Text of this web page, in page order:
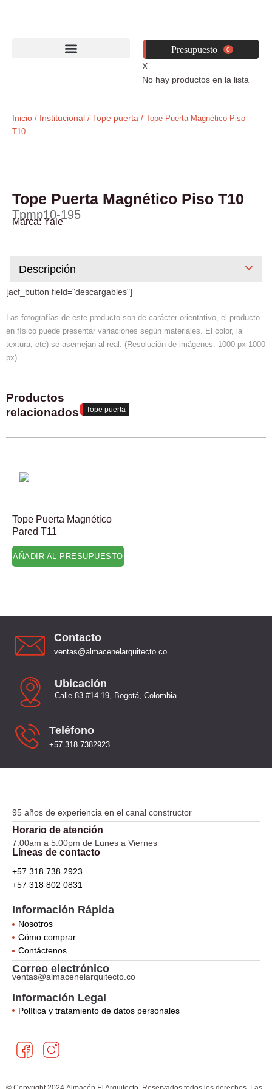
0
X
No hay productos en la lista
Inicio / Institucional / Tope puerta / Tope Puerta Magnético Piso
T10
Tope Puerta Magnético Piso T10
Tpmp10-195
Marca:Yale
Descripción
[acf_button field="descargables"]
Las fotografías de este producto son de carácter orientativo, el producto
en físico puede presentar variaciones según materiales. El color, la
textura, etc) se asemejan al real. (Resolución de imágenes: 1000 px 1000
px).
Productos
relacionados
Tope Puerta Magnético
Pared T11
Tope puerta
AÑADIR AL PRESUPUESTO
Contacto
ventas@almacenelarquitecto.co
Ubicación
Calle 83 #14-19, Bogotá, Colombia
Teléfono
+57 318 7382923
95 años de experiencia en el canal constructor
Horario de atención
7:00am a 5:00pm de Lunes a Viernes
Líneas de contacto
+57 318 738 2923
+57 318 802 0831
Información Rápida
Nosotros
Cómo comprar
Contáctenos
Correo electrónico
ventas@almacenelarquitecto.co
Información Legal
Política y tratamiento de datos personales
a
c
n
s